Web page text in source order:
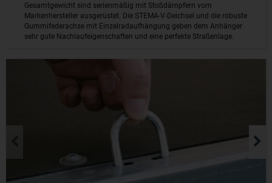
Gesamtgewicht sind serienmäßig mit Stoßdämpfern vom
Markenhersteller ausgerüstet. Die STEMA-V-Deichsel und die robuste
Gummifederachse mit Einzelradaufhängung geben dem Anhänger
sehr gute Nachlaufeigenschaften und eine perfekte Straßenlage.